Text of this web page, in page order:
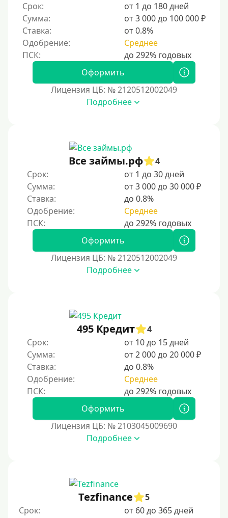
Срок:
от 1 до 180 дней
Сумма:
от 3 000 до 100 000 ₽
Ставка:
от 0.8%
Одобрение:
Среднее
Оформить
Лицензия ЦБ: № 2120512002049
Подробнее
Все займы.рф
4
Срок:
от 1 до 30 дней
Сумма:
от 3 000 до 30 000 ₽
Ставка:
до 0.8%
Одобрение:
Среднее
Оформить
Лицензия ЦБ: № 2120512002049
Подробнее
495 Кредит
4
Срок:
от 10 до 15 дней
Сумма:
от 2 000 до 20 000 ₽
Ставка:
до 0.8%
Одобрение:
Среднее
Оформить
Лицензия ЦБ: № 2103045009690
Подробнее
Tezfinance
5
Срок:
от 60 до 365 дней